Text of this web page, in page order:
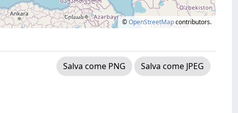
©OpenStreetMapcontributors.
Salva come PNG Salva come JPEG